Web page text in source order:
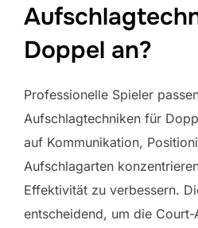
Doppel an?
Professionelle Spieler
Aufschlagtechniken für
auf Kommunikation,
Aufschlagarten
Effektivität zu verbessern.
entscheidend, um die